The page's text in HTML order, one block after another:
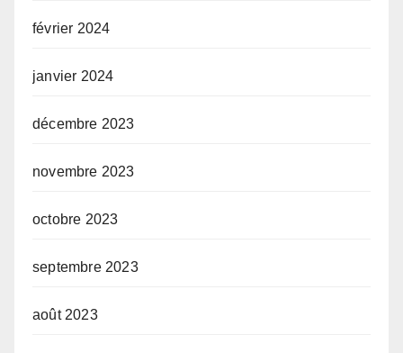
février 2024
janvier 2024
décembre 2023
novembre 2023
octobre 2023
septembre 2023
août 2023